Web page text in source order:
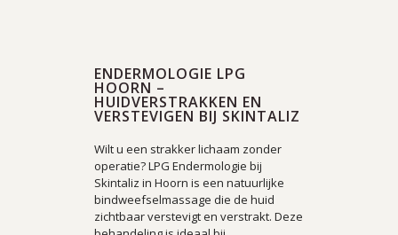
ENDERMOLOGIE LPG
HOORN –
HUIDVERSTRAKKEN EN
VERSTEVIGEN BIJ SKINTALIZ
Wilt u een strakker lichaam zonder
operatie? LPG Endermologie bij
Skintaliz in Hoorn is een natuurlijke
bindweefselmassage die de huid
zichtbaar verstevigt en verstrakt. Deze